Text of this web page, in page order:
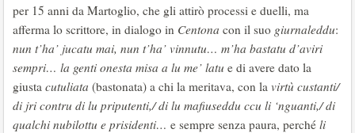
per 15 anni da Martoglio, che gli attirò processi e duelli, ma
afferma lo scrittore, in dialogo in Centona con il suo giurnaleddu:
nun t’ha’ jucatu mai, nun t’ha’ vinnutu… m’ha bastatu d’aviri
sempri… la genti onesta misa a lu me’ latu e di avere dato la
giusta cutuliata (bastonata) a chi la meritava, con la virtù custanti/
di jri contru di lu priputenti,/ di lu mafiuseddu ccu li ‘nguanti,/ di
qualchi nubilottu e prisidenti… e sempre senza paura, perché li